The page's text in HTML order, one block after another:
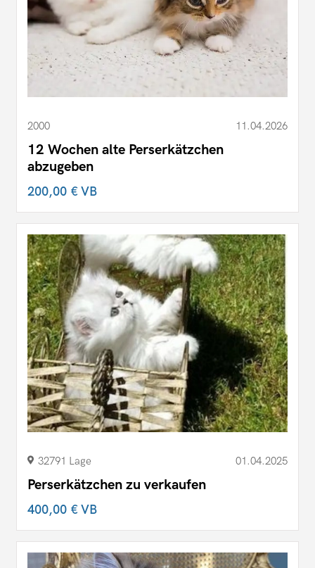
2000 11.04.2026
12 Wochen alte Perserkätzchen
abzugeben
200,00 €VB
32791 Lage 01.04.2025
Perserkätzchen zu verkaufen
400,00 €VB